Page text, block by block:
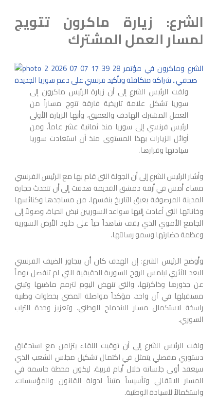
الشرع: زيارة ماكرون تتويج
لمسار العمل المشترك
ولفت الرئيس الشرع إلى أن زيارة الرئيس ماكرون إلى
سوريا تشكل علامة تاريخية فارقة تتوج مساراً من
العمل المشترك الهادف والعميق، وأنها الزيارة الأولى
لرئيس فرنسي إلى سوريا منذ ثمانية عشر عاماً، ومن
أوائل الزيارات بهذا المستوى منذ أن استعادت سوريا
سيادتها وقرارها.
وأشار الرئيس الشرع إلى أن الجولة التي قام بها مع الرئيس الفرنسي
مساء أمس في أزقة دمشق القديمة هدفت إلى أن تتحدث حجارة
المدينة المرصوفة بعبق التاريخ بنفسها، من مساجدها وكنائسها
وخاناتها التي أعادت إليها سواعد السوريين نبض الحياة، وصولاً إلى
الجامع الأموي الذي يقف شاهداً حياً على خلود الأرض السورية
وعظمة حضارتها وسمو رسالتها.
وأوضح الرئيس الشرع: إن الهدف كان أن يتجاوز الضيف الفرنسي
البعد الأثري ليلمس الروح السورية الحقيقية التي لم تنفصل يوماً
عن جذورها وذاكرتها، والتي تنهض اليوم لترمم ماضيها وتبني
مستقبلها في آن واحد، مؤكداً مواصلة المضي بخطوات وطنية
راسخة لاستكمال مسار الاندماج الوطني، وتعزيز وحدة التراب
السوري.
ولفت الرئيس الشرع إلى أن توقيت اللقاء يتزامن مع استحقاق
دستوري مفصلي يتمثل في اكتمال تشكيل مجلس الشعب الذي
سيعقد أولى جلساته خلال أيام قريبة، ليكون محطة حاسمة في
المسار الانتقالي وتأسيساً متيناً لدولة القانون والمؤسسات،
واستكمالاً للسيادة الوطنية.